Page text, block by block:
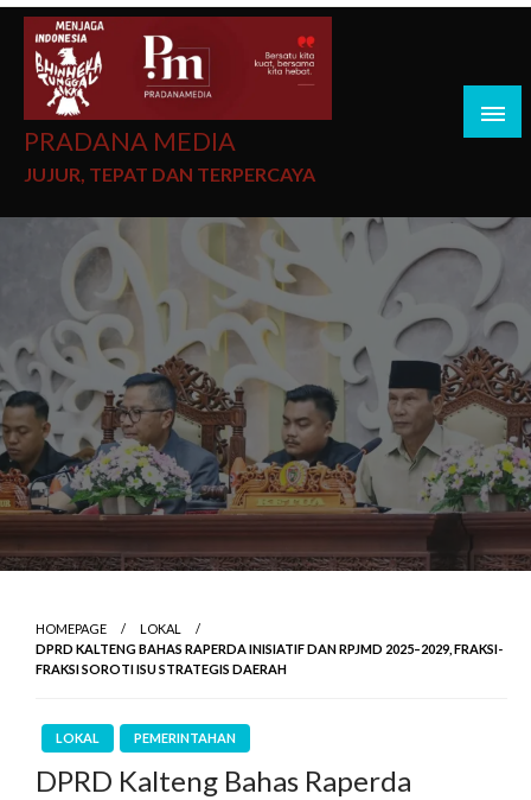
PRADANA MEDIA
JUJUR, TEPAT DAN TERPERCAYA
HOMEPAGE
LOKAL
DPRD KALTENG BAHAS RAPERDA INISIATIF DAN RPJMD 2025–2029, FRAKSI-
FRAKSI SOROTI ISU STRATEGIS DAERAH
LOKAL PEMERINTAHAN
DPRD Kalteng Bahas Raperda